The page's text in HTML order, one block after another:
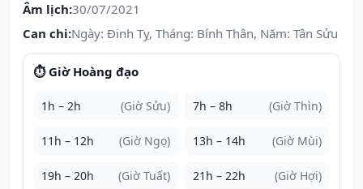
Âm lịch:30/07/2021
Can chi:Ngày: Đinh Tỵ, Tháng: Bính Thân, Năm: Tân Sửu
⏱️ Giờ Hoàng đạo
1h – 2h (Giờ Sửu) 7h – 8h (Giờ Thìn)
11h – 12h (Giờ Ngọ) 13h – 14h (Giờ Mùi)
19h – 20h (Giờ Tuất) 21h – 22h (Giờ Hợi)